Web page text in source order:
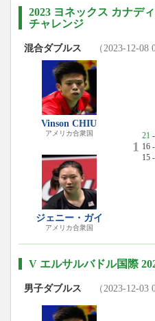
2023 ヨネックス カナデ
チャレンジ
混合ダブルス （2023-12-08
Vinson CHIU
アメリカ合衆国
ジェニー・ガイ
アメリカ合衆国
1
21
16 -
15 -
V エルサルバドル国際
男子ダブルス （2023-12-03